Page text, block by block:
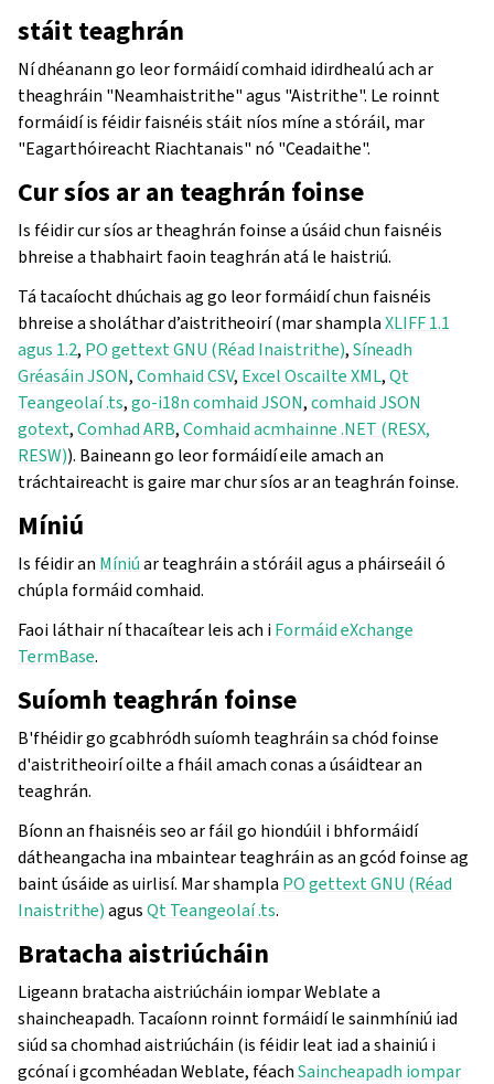
stáit teaghrán
Ní dhéanann go leor formáidí comhaid idirdhealú ach ar
theaghráin "Neamhaistrithe" agus "Aistrithe". Le roinnt
formáidí is féidir faisnéis stáit níos míne a stóráil, mar
"Eagarthóireacht Riachtanais" nó "Ceadaithe".
Cur síos ar an teaghrán foinse
Is féidir cur síos ar theaghrán foinse a úsáid chun faisnéis
bhreise a thabhairt faoin teaghrán atá le haistriú.
Tá tacaíocht dhúchais ag go leor formáidí chun faisnéis
bhreise a sholáthar d’aistritheoirí (mar shamplaXLIFF 1.1
agus 1.2, PO gettext GNU (Réad Inaistrithe),Síneadh
Gréasáin JSON,Comhaid CSV, Excel Oscailte XML,Qt
Teangeolaí .ts,go-i18n comhaid JSON,comhaid JSON
gotext,Comhad ARB,Comhaid acmhainne .NET (RESX,
RESW)). Baineann go leor formáidí eile amach an
tráchtaireacht is gaire mar chur síos ar an teaghrán foinse.
Míniú
Is féidir an Míniúar teaghráin a stóráil agus a pháirseáil ó
chúpla formáid comhaid.
Faoi láthair ní thacaítear leis ach iFormáid eXchange
TermBase.
Suíomh teaghrán foinse
B'fhéidir go gcabhródh suíomh teaghráin sa chód foinse
d'aistritheoirí oilte a fháil amach conas a úsáidtear an
teaghrán.
Bíonn an fhaisnéis seo ar fáil go hiondúil i bhformáidí
dátheangacha ina mbaintear teaghráin as an gcód foinse ag
baint úsáide as uirlisí. Mar shampla PO gettext GNU (Réad
Inaistrithe)agusQt Teangeolaí .ts.
Bratacha aistriúcháin
Ligeann bratacha aistriúcháin iompar Weblate a
shaincheapadh. Tacaíonn roinnt formáidí le sainmhíniú iad
siúd sa chomhad aistriúcháin (is féidir leat iad a shainiú i
gcónaí i gcomhéadan Weblate, féachSaincheapadh iompar